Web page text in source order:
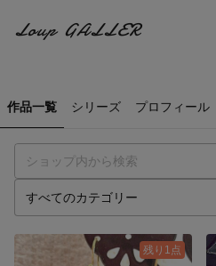
Loup GALLER
作品一覧 シリーズ プロフィール
残り1点